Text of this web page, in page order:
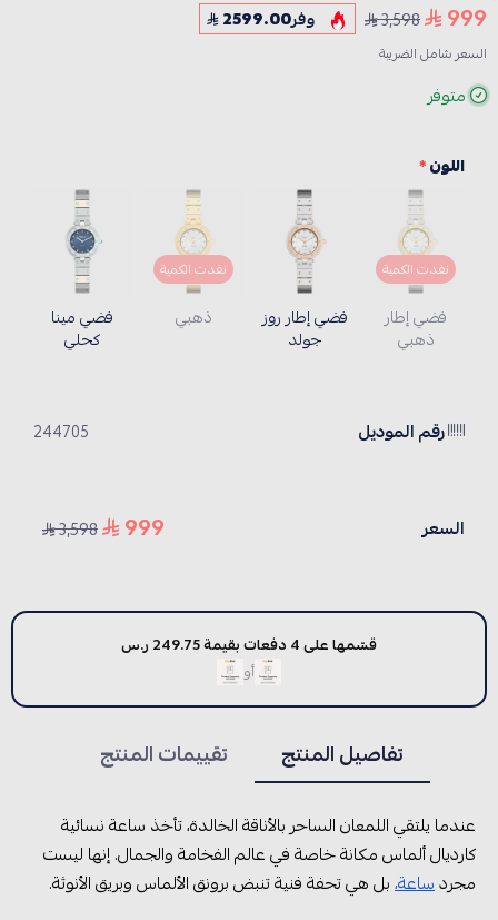
999
3,598 وفر2599.00
السعر شامل الضريبة
متوفر
اللون*
نفدت الكمية
فضي إطار
ذهبي
فضي إطار روز
جولد
نفدت الكمية
ذهبي فضي مينا
كحلي
رقم الموديل 244705
السعر 999
3,598
قسّمها على 4 دفعات بقيمة 249.75 ر.س
أو
تفاصيل المنتج تقييمات المنتج
عندما يلتقي اللمعان الساحر بالأناقة الخالدة، تأخذ ساعة نسائية
كارديال ألماس مكانة خاصة في عالم الفخامة والجمال. إنها ليست
مجردساعة،بل هي تحفة فنية تنبض برونق الألماس وبريق الأنوثة.